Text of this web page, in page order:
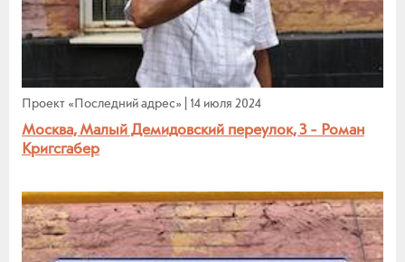
Проект «Последний адрес» 14 июля 2024
Москва, Малый Демидовский переулок, 3 - Роман
Кригсгабер